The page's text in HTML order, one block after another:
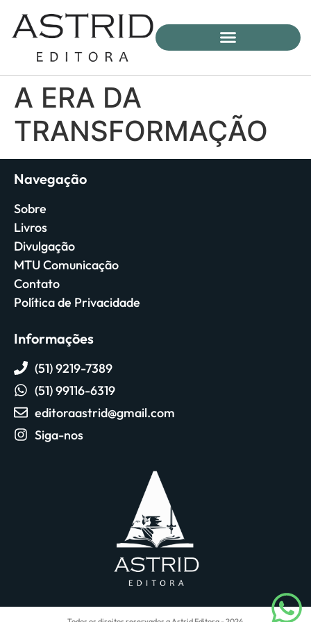
A ERA DA
TRANSFORMAÇÃO
Navegação
Sobre
Livros
Divulgação
MTU Comunicação
Contato
Política de Privacidade
Informações
(51) 9219-7389
(51) 99116-6319
editoraastrid@gmail.com
Siga-nos